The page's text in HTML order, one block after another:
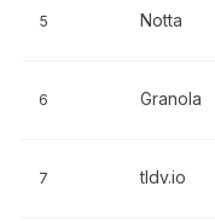
5 Notta
6 Granola
7 tldv.io